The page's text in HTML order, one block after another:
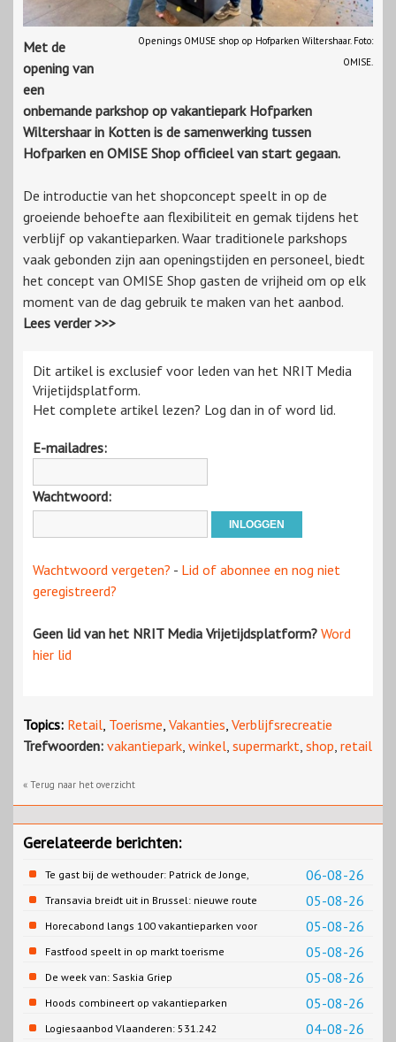
Openings OMUSE shop op Hofparken Wiltershaar. Foto:
OMISE.
Met de
opening van
een
onbemande parkshop op vakantiepark Hofparken
Wiltershaar in Kotten is de samenwerking tussen
Hofparken en OMISE Shop officieel van start gegaan.
De introductie van het shopconcept speelt in op de
groeiende behoefte aan flexibiliteit en gemak tijdens het
verblijf op vakantieparken. Waar traditionele parkshops
vaak gebonden zijn aan openingstijden en personeel, biedt
het concept van OMISE Shop gasten de vrijheid om op elk
moment van de dag gebruik te maken van het aanbod.
Lees verder >>>
Dit artikel is exclusief voor leden van het NRIT Media
Vrijetijdsplatform.
Het complete artikel lezen? Log dan in of word lid.
E-mailadres:
Wachtwoord:
Wachtwoord vergeten? - Lid of abonnee en nog niet
geregistreerd?
Geen lid van het NRIT Media Vrijetijdsplatform? Word
hier lid
Topics: Retail, Toerisme, Vakanties, Verblijfsrecreatie
Trefwoorden: vakantiepark, winkel, supermarkt, shop, retail
« Terug naar het overzicht
Gerelateerde berichten:
06-08-26
Te gast bij de wethouder: Patrick de Jonge,
Gemeente Emmen
05-08-26
Transavia breidt uit in Brussel: nieuwe route
naar Porto
05-08-26
Horecabond langs 100 vakantieparken voor
Cao-recreatie
05-08-26
Fastfood speelt in op markt toerisme
05-08-26
De week van: Saskia Griep
05-08-26
Hoods combineert op vakantieparken
recreatie en wonen
04-08-26
Logiesaanbod Vlaanderen: 531.242